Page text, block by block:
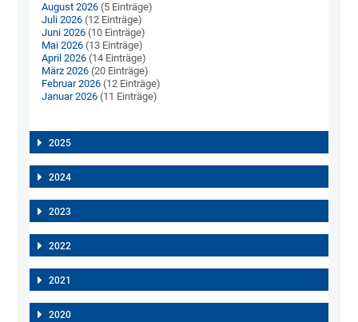
August 2026 (5 Einträge)
Juli 2026 (12 Einträge)
Juni 2026 (10 Einträge)
Mai 2026 (13 Einträge)
April 2026 (14 Einträge)
März 2026 (20 Einträge)
Februar 2026 (12 Einträge)
Januar 2026 (11 Einträge)
2025
2024
2023
2022
2021
2020